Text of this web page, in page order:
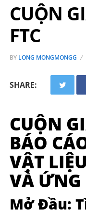
CUỘN
FTC
BY LONG MONGMONGG
SHARE:
CUỘN
BÁO
VẬT
VÀ ỨNG
Mở Đầu: